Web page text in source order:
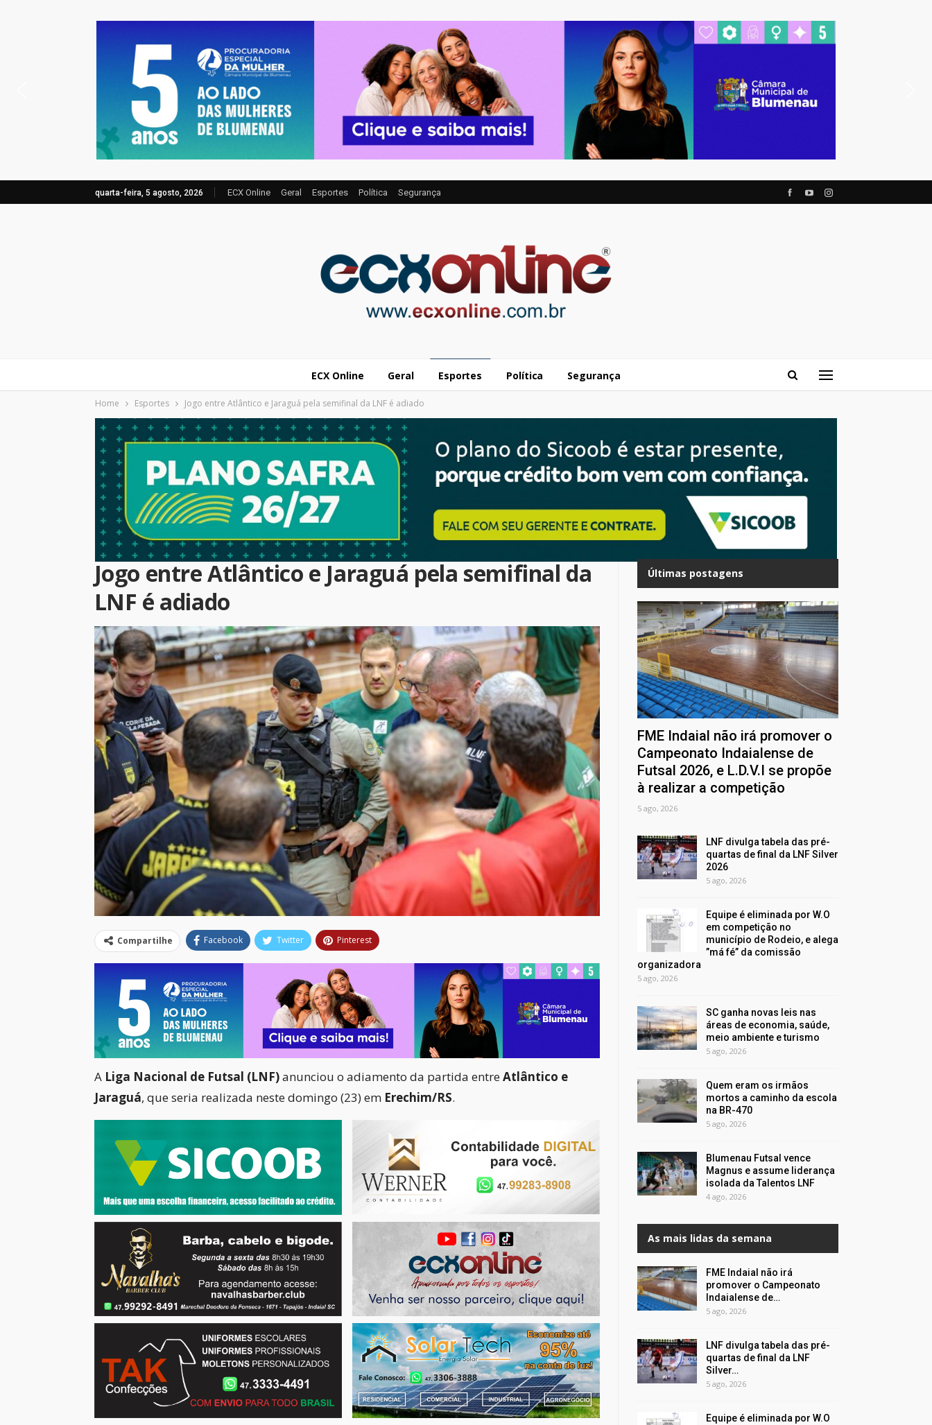
quarta-feira, 5 agosto, 2026 ECX Online Geral Esportes Política Segurança
ECX Online Geral Esportes Política Segurança
Home Esportes Jogo entre Atlântico e Jaraguá pela semifinal da LNF é adiado
Jogo entre Atlântico e Jaraguá pela semifinal da
LNF é adiado
Compartilhe Facebook Twitter Pinterest
A Liga Nacional de Futsal (LNF)anunciou o adiamento da partida entreAtlântico e
Jaraguá, que seria realizada neste domingo (23) em Erechim/RS.
Últimas postagens
FME Indaial não irá promover o
Campeonato Indaialense de
Futsal 2026, e L.D.V.I se propõe
à realizar a competição
5 ago, 2026
LNF divulga tabela das pré-
quartas de final da LNF Silver
2026
5 ago, 2026
Equipe é eliminada por W.O
em competição no
município de Rodeio, e alega
”má fé” da comissão
organizadora
5 ago, 2026
SC ganha novas leis nas
áreas de economia, saúde,
meio ambiente e turismo
5 ago, 2026
Quem eram os irmãos
mortos a caminho da escola
na BR-470
5 ago, 2026
Blumenau Futsal vence
Magnus e assume liderança
isolada da Talentos LNF
4 ago, 2026
As mais lidas da semana
FME Indaial não irá
promover o Campeonato
Indaialense de…
5 ago, 2026
LNF divulga tabela das pré-
quartas de final da LNF
Silver…
5 ago, 2026
Equipe é eliminada por W.O